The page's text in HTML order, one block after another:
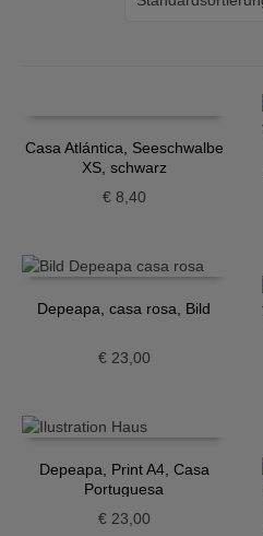
Casa Atlántica, Seeschwalbe
XS, schwarz
€8,40
Depeapa, casa rosa, Bild
€23,00
Depeapa, Print A4, Casa
Portuguesa
€23,00